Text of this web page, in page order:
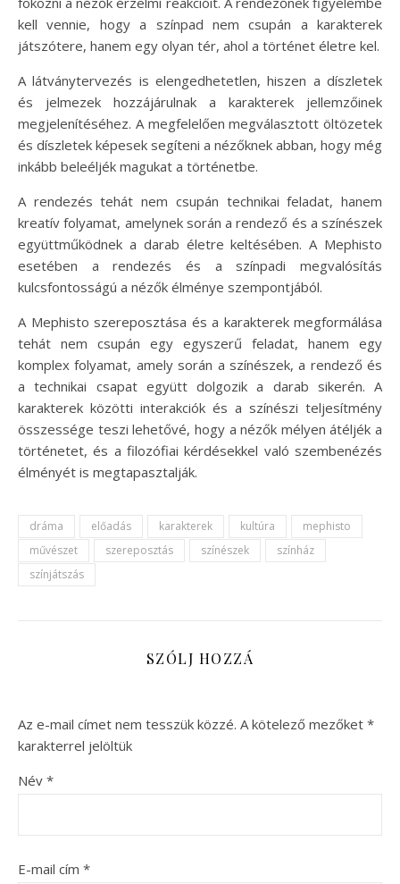
kell vennie, hogy a színpad nem csupán a karakterek
játszótere, hanem egy olyan tér, ahol a történet életre kel.
A látványtervezés is elengedhetetlen, hiszen a díszletek
és jelmezek hozzájárulnak a karakterek jellemzőinek
megjelenítéséhez. A megfelelően megválasztott öltözetek
és díszletek képesek segíteni a nézőknek abban, hogy még
inkább beleéljék magukat a történetbe.
A rendezés tehát nem csupán technikai feladat, hanem
kreatív folyamat, amelynek során a rendező és a színészek
együttműködnek a darab életre keltésében. A Mephisto
esetében a rendezés és a színpadi megvalósítás
kulcsfontosságú a nézők élménye szempontjából.
A Mephisto szereposztása és a karakterek megformálása
tehát nem csupán egy egyszerű feladat, hanem egy
komplex folyamat, amely során a színészek, a rendező és
a technikai csapat együtt dolgozik a darab sikerén. A
karakterek közötti interakciók és a színészi teljesítmény
összessége teszi lehetővé, hogy a nézők mélyen átéljék a
történetet, és a filozófiai kérdésekkel való szembenézés
élményét is megtapasztalják.
dráma előadás karakterek kultúra
mephisto
művészet
szereposztás színészek
színház
színjátszás
SZÓLJ HOZZÁ
Az e-mail címet nem tesszük közzé. A kötelező mezőket *
karakterrel jelöltük
Név *
E-mail cím *